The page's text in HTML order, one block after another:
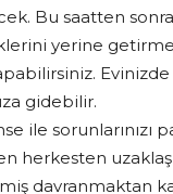
Bu saatten
yerine
gidebilir.
ile sorunlarınızı
herkesten
davranmaktan